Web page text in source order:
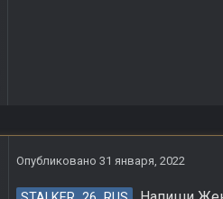
Опубликовано 31 января, 2022